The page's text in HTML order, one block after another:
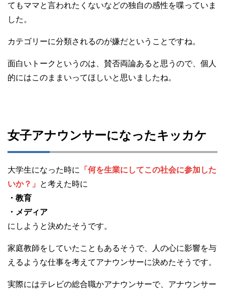
てもママと言われたくないなどの独自の感性を喋っていま
した。
カテゴリーに分類されるのが嫌だということですね。
面白いトークというのは、賛否両論あると思うので、個人
的にはこのままいってほしいと思いましたね。
女子アナウンサーになったキッカケ
大学生になった時に
「何を生業にしてこの社会に参加した
いか？」
と考えた時に
・教育
・メディア
にしようと決めたそうです。
家庭教師をしていたこともあるそうで、人の心に影響を与
えるような仕事を考えてアナウンサーに決めたそうです。
実際にはテレビの総合職かアナウンサーで、アナウンサー